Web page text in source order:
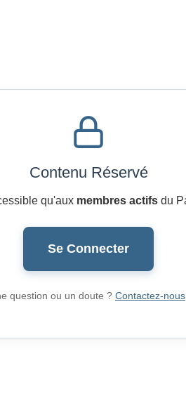
Contenu Réservé
qu'aux membres actifsdu
Se Connecter
question ou un doute ? Contactez-nous